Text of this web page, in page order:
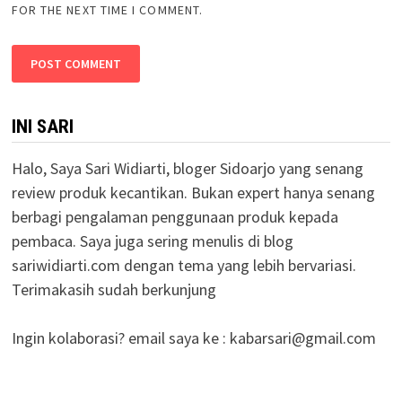
FOR THE NEXT TIME I COMMENT.
INI SARI
Halo, Saya Sari Widiarti, bloger Sidoarjo yang senang
review produk kecantikan. Bukan expert hanya senang
berbagi pengalaman penggunaan produk kepada
pembaca. Saya juga sering menulis di blog
sariwidiarti.com dengan tema yang lebih bervariasi.
Terimakasih sudah berkunjung
Ingin kolaborasi? email saya ke : kabarsari@gmail.com